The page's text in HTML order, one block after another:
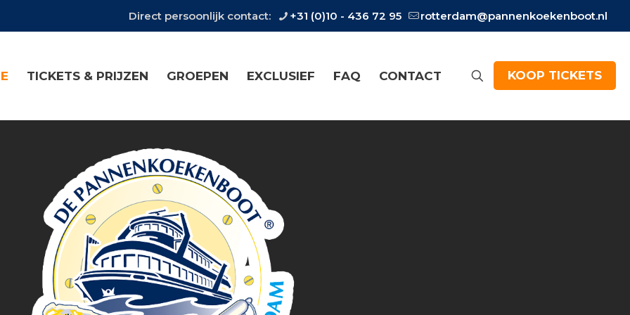
Direct persoonlijk contact: +31 (0)10 - 436 72 95 rotterdam@pannenkoekenboot.nl
TICKETS & PRIJZEN GROEPEN EXCLUSIEF FAQ CONTACT KOOP TICKETS